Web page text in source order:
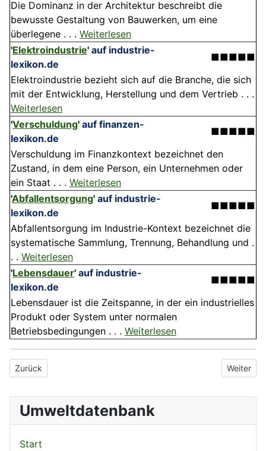
Die Dominanz in der Architektur beschreibt die
bewusste Gestaltung von Bauwerken, um eine
überlegene . . . Weiterlesen
'Elektroindustrie' auf industrie-
lexikon.de
■■■■■
Elektroindustrie bezieht sich auf die Branche, die sich
mit der Entwicklung, Herstellung und dem Vertrieb . . .
Weiterlesen
'Verschuldung' auf finanzen-
lexikon.de
■■■■■
Verschuldung im Finanzkontext bezeichnet den
Zustand, in dem eine Person, ein Unternehmen oder
ein Staat . . . Weiterlesen
'Abfallentsorgung' auf industrie-
lexikon.de
■■■■■
Abfallentsorgung im Industrie-Kontext bezeichnet die
systematische Sammlung, Trennung, Behandlung und .
. . Weiterlesen
'Lebensdauer' auf industrie-
lexikon.de
■■■■■
Lebensdauer ist die Zeitspanne, in der ein industrielles
Produkt oder System unter normalen
Betriebsbedingungen . . . Weiterlesen
Vorheriger Beitrag: Elektroschrott
Zurück Nächster
Weiter
Umweltdatenbank
Start